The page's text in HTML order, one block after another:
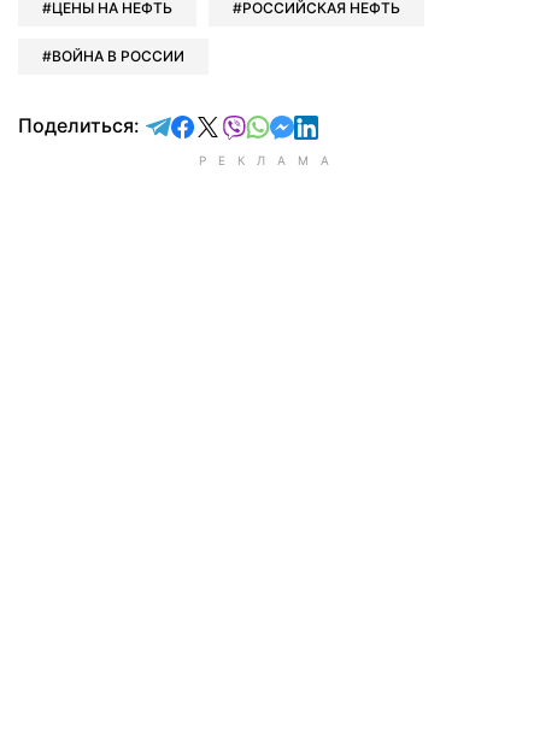
ЦЕНЫ НА НЕФТЬ РОССИЙСКАЯ НЕФТЬ
ВОЙНА В РОССИИ
Поделиться: отправить в Telegram
поделиться в Facebook
поделиться в X
отправить в Viber
отправить в Whatsapp
отправить в Messenger
отправить в LinkedIn